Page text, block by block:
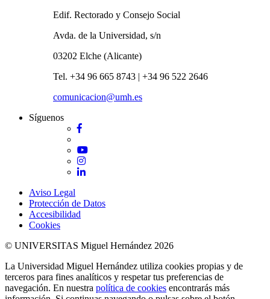
Edif. Rectorado y Consejo Social
Avda. de la Universidad, s/n
03202 Elche (Alicante)
Tel. +34 96 665 8743 | +34 96 522 2646
comunicacion@umh.es
Síguenos
Facebook
YouTube
Instagram
LinkedIn
Aviso Legal
Protección de Datos
Accesibilidad
Cookies
© UNIVERSITAS Miguel Hernández 2026
La Universidad Miguel Hernández utiliza cookies propias y de
terceros para fines analíticos y respetar tus preferencias de
navegación. En nuestra política de cookies encontrarás más